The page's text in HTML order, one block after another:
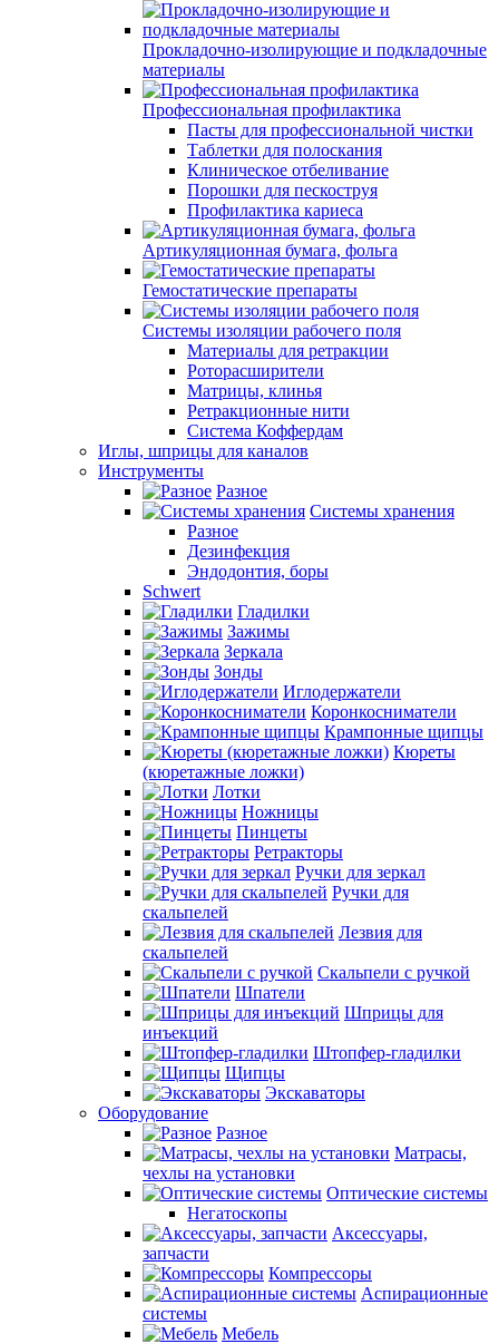
Прокладочно-изолирующие и подкладочные
материалы
Профессиональная профилактика
Пасты для профессиональной чистки
Таблетки для полоскания
Клиническое отбеливание
Порошки для пескоструя
Профилактика кариеса
Артикуляционная бумага, фольга
Гемостатические препараты
Системы изоляции рабочего поля
Материалы для ретракции
Роторасширители
Матрицы, клинья
Ретракционные нити
Система Коффердам
Иглы, шприцы для каналов
Инструменты
Разное
Системы хранения
Разное
Дезинфекция
Эндодонтия, боры
Schwert
Гладилки
Зажимы
Зеркала
Зонды
Иглодержатели
Коронкосниматели
Крампонные щипцы
Кюреты
(кюретажные ложки)
Лотки
Ножницы
Пинцеты
Ретракторы
Ручки для зеркал
Ручки для
скальпелей
Лезвия для
скальпелей
Скальпели с ручкой
Шпатели
Шприцы для
инъекций
Штопфер-гладилки
Щипцы
Экскаваторы
Оборудование
Разное
Матрасы,
чехлы на установки
Оптические системы
Негатоскопы
Аксессуары,
запчасти
Компрессоры
Аспирационные
системы
Мебель